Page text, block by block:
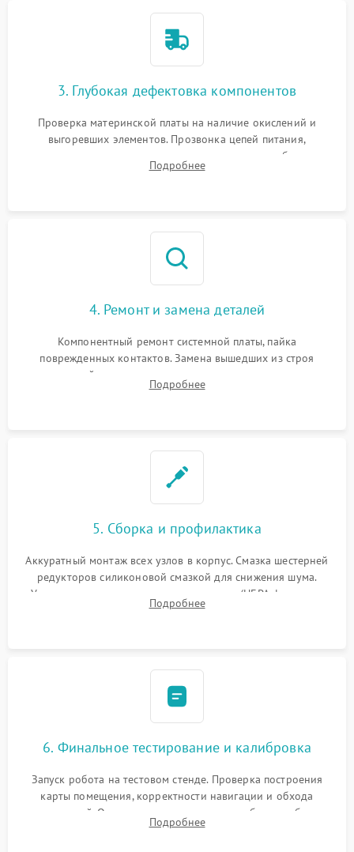
3. Глубокая дефектовка компонентов
Проверка материнской платы на наличие окислений и
выгоревших элементов. Прозвонка цепей питания,
тестирование приводных моторов колес и турбины
всасывания. Оценка состояния оптических и инфракрасных
Подробнее
4. Ремонт и замена деталей
Компонентный ремонт системной платы, пайка
поврежденных контактов. Замена вышедших из строя
двигателей, изношенного аккумулятора, неисправного
лидара или помпы подачи воды. Восстановление шлейфов и
Подробнее
5. Сборка и профилактика
Аккуратный монтаж всех узлов в корпус. Смазка шестерней
редукторов силиконовой смазкой для снижения шума.
Установка новых расходных материалов (HEPA-фильтров,
микрофибры, щеток). Надежная фиксация разъемов и
Подробнее
6. Финальное тестирование и калибровка
Запуск робота на тестовом стенде. Проверка построения
карты помещения, корректности навигации и обхода
препятствий. Оценка силы всасывания и работы турбины.
Тестирование автоматического возврата на док-станцию и
Подробнее